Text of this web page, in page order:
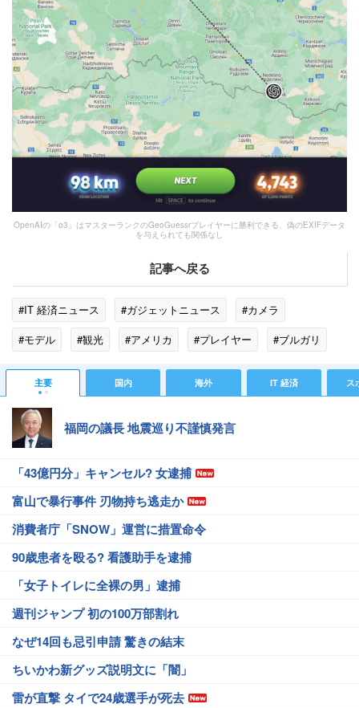
OpenAIの「o3」はマスターランクのGeoGuessrプレイヤーに勝利できる、偽のEXIFデータ
を与えられても関係なし
記事へ戻る
#IT 経済ニュース #ガジェットニュース
#カメラ
#モデル
#観光 #アメリカ #プレイヤー
#ブルガリ
#エンジニア
#コーヒー #スロバキア
#ストリートビュー
#オーストリア #コロンビア #mina #GPS
主要 国内 海外 IT 経済 ス
福岡の議長 地震巡り不謹慎発言
「43億円分」キャンセル? 女逮捕
富山で暴行事件 刃物持ち逃走か
消費者庁「SNOW」運営に措置命令
90歳患者を殴る? 看護助手を逮捕
「女子トイレに全裸の男」逮捕
週刊ジャンプ 初の100万部割れ
なぜ14回も忌引申請 驚きの結末
ちいかわ新グッズ説明文に「闇」
雷が直撃 タイで24歳選手が死去